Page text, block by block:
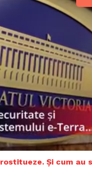
Rețea
Și cum au